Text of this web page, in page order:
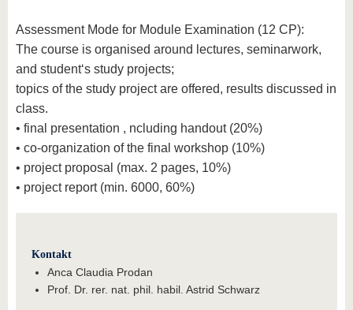
Assessment Mode for Module Examination (12 CP):
The course is organised around lectures, seminarwork,
and student‘s study projects;
topics of the study project are offered, results discussed in
class.
• final presentation , ncluding handout (20%)
• co-organization of the final workshop (10%)
• project proposal (max. 2 pages, 10%)
• project report (min. 6000, 60%)
Kontakt
Anca Claudia Prodan
Prof. Dr. rer. nat. phil. habil. Astrid Schwarz